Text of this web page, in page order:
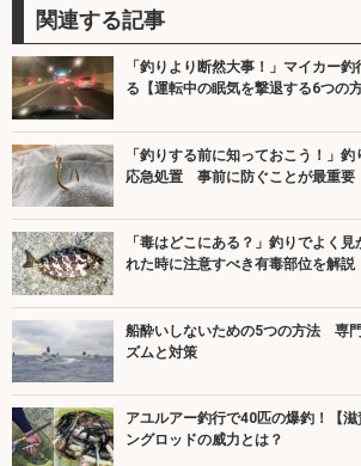
関連する記事
「釣りより断然大事！」マイカー
る【運転中の眠気を撃退する6つの方
「釣りする前に知っておこう！」
応急処置 事前に防ぐことが最重要
「毒はどこにある？」釣りでよく
れた時に注意すべき有毒部位を解説
船酔いしないための5つの方法 専
ズムと対策
アユルアー釣行で40匹の爆釣！【
ングロッドの威力とは？